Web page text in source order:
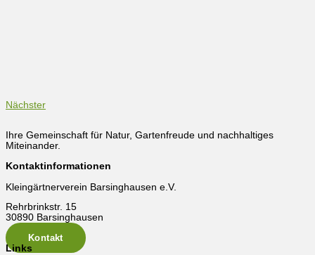
Nächster
Ihre Gemeinschaft für Natur, Gartenfreude und nachhaltiges
Miteinander.
Kontaktinformationen
Kleingärtnerverein Barsinghausen e.V.
Rehrbrinkstr. 15
30890 Barsinghausen
Kontakt
Links